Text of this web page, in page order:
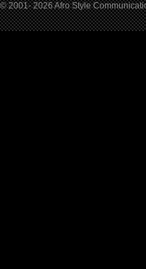
© 2001- 2026 Afro Style